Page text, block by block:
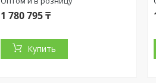
1 780 795 ₸
Купить